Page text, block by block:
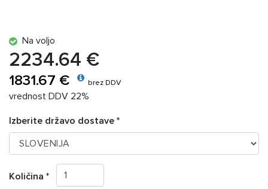
Na voljo
2234.64 €
1831.67 € brez DDV
vrednost DDV 22%
Izberite državo dostave *
Količina *